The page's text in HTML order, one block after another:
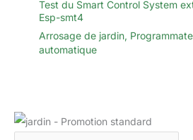
Test du Smart Control System
Esp-smt4
Arrosage de jardin,
automatique